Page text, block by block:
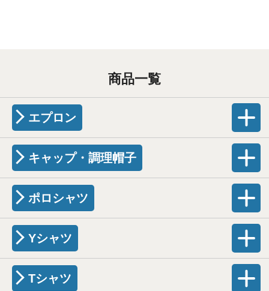
商品一覧
エプロン
キャップ・調理帽子
ポロシャツ
Yシャツ
Tシャツ